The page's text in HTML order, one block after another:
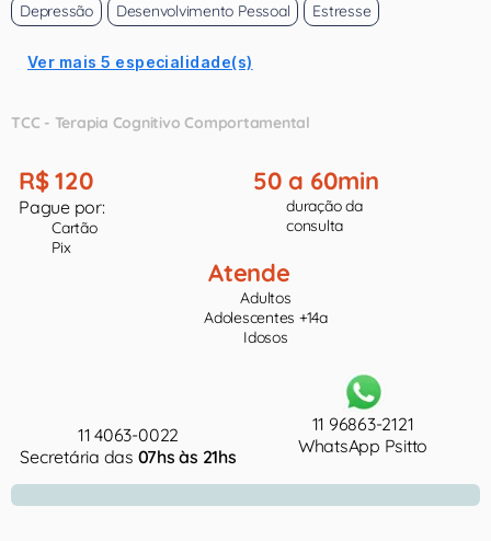
Depressão
Desenvolvimento Pessoal Estresse
Ver mais 5 especialidade(s)
TCC - Terapia Cognitivo Comportamental
R$ 120
Pague por:
Cartão
Pix
50 a 60min
duração da
consulta
Atende
Adultos
Adolescentes +14a
Idosos
11 4063-0022
Secretária das 07hs às 21hs
11 96863-2121
WhatsApp Psitto